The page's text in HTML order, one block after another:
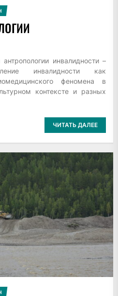
инвалидности –
инвалидности как
феномена в
контексте и разных
ЧИТАТЬ ДАЛЕЕ